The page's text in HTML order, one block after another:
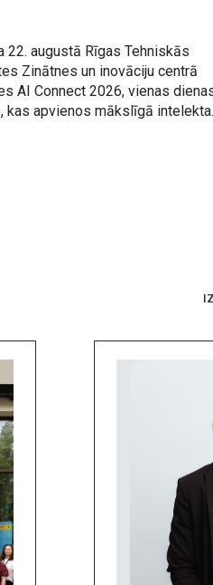
22. augustā Rīgas Tehniskās
Zinātnes un inovāciju centrā
AI Connect 2026, vienas
kas apvienos mākslīgā intelekta